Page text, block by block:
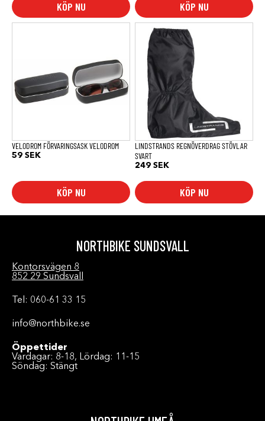
KÖP NU KÖP NU
VELODROM FÖRVARINGSASK VELODROM
59 SEK
KÖP NU
LINDSTRANDS REGNÖVERDRAG STÖVLAR
SVART
249 SEK
KÖP NU
produkten
har
flera
varianter.
olika
alternativen
kan
väljas
produktsidan
NORTHBIKE SUNDSVALL
Kontorsvägen 8
852 29 Sundsvall
Tel: 060-61 33 15
info@northbike.se
Öppettider
Vardagar: 8-18, Lördag: 11-15
Söndag: Stängt